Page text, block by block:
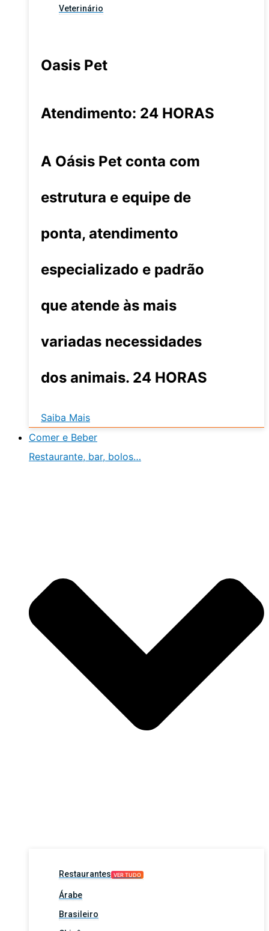
Veterinário
Oasis Pet
Atendimento: 24 HORAS
A Oásis Pet conta com
estrutura e equipe de
ponta, atendimento
especializado e padrão
que atende às mais
variadas necessidades
dos animais. 24 HORAS
Saiba Mais
Comer e Beber
Restaurante, bar, bolos…
Restaurantes VER TUDO
Árabe
Brasileiro